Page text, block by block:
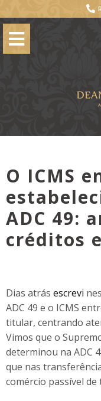
O ICMS
ADC 49:
créditos
Dias atrás escrevi
ADC 49 e o ICMS
titular, centrando
Vimos que o
determinou na ADC
que nas
comércio passível